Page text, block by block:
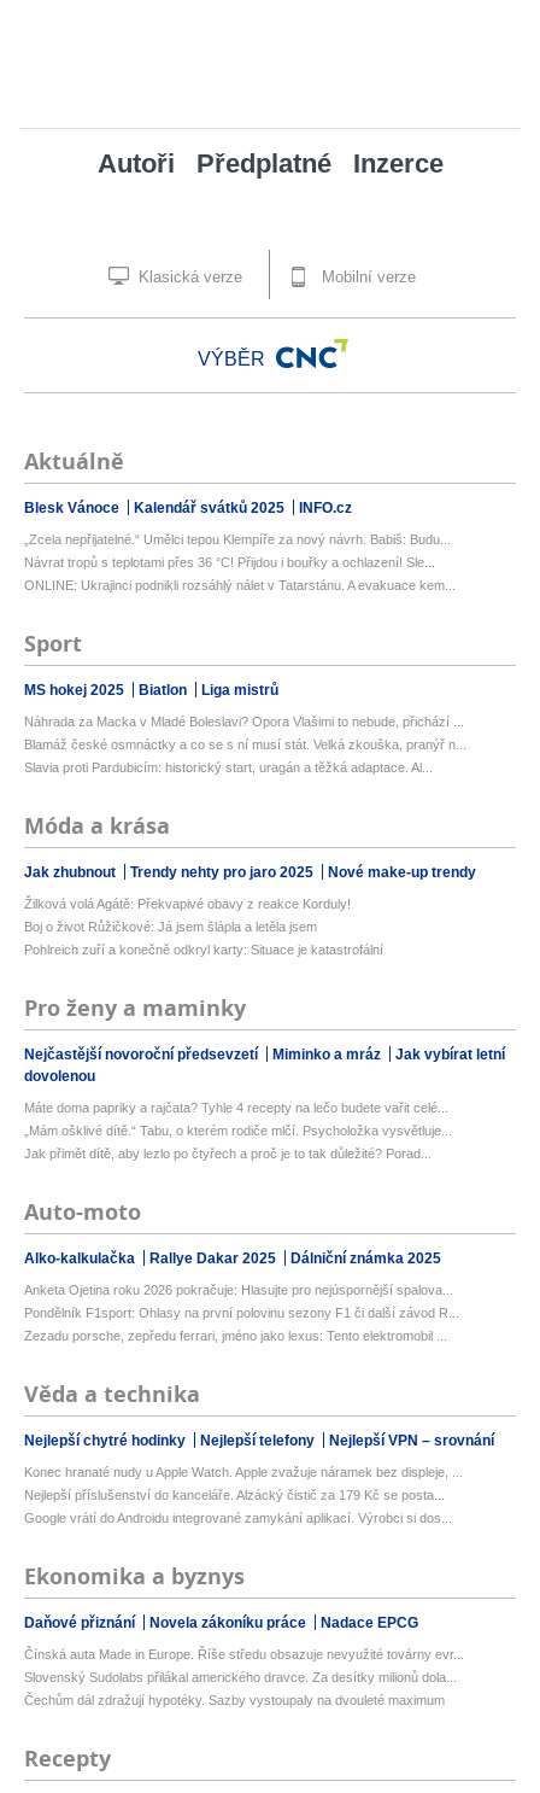
Autoři Předplatné Inzerce
Klasická verze Mobilní verze
VÝBĚR
Aktuálně
Blesk Vánoce Kalendář svátků 2025 INFO.cz
„Zcela nepřijatelné.“ Umělci tepou Klempíře za nový návrh. Babiš: Budu...
Návrat tropů s teplotami přes 36 °C! Přijdou i bouřky a ochlazení! Sle...
ONLINE: Ukrajinci podnikli rozsáhlý nálet v Tatarstánu. A evakuace kem...
Sport
MS hokej 2025 Biatlon Liga mistrů
Náhrada za Macka v Mladé Boleslavi? Opora Vlašimi to nebude, přichází ...
Blamáž české osmnáctky a co se s ní musí stát. Velká zkouška, pranýř n...
Slavia proti Pardubicím: historický start, uragán a těžká adaptace. Al...
Móda a krása
Jak zhubnout Trendy nehty pro jaro 2025 Nové make-up trendy
Žilková volá Agátě: Překvapivé obavy z reakce Korduly!
Boj o život Růžičkové: Já jsem šlápla a letěla jsem
Pohlreich zuří a konečně odkryl karty: Situace je katastrofální
Pro ženy a maminky
Nejčastější novoroční předsevzetí Miminko a mráz
Jak vybírat letní
dovolenou
Máte doma papriky a rajčata? Tyhle 4 recepty na lečo budete vařit celé...
„Mám ošklivé dítě.“ Tabu, o kterém rodiče mlčí. Psycholožka vysvětluje...
Jak přimět dítě, aby lezlo po čtyřech a proč je to tak důležité? Porad...
Auto-moto
Alko-kalkulačka Rallye Dakar 2025 Dálniční známka 2025
Anketa Ojetina roku 2026 pokračuje: Hlasujte pro nejúspornější spalova...
Pondělník F1sport: Ohlasy na první polovinu sezony F1 či další závod R...
Zezadu porsche, zepředu ferrari, jméno jako lexus: Tento elektromobil ...
Věda a technika
Nejlepší chytré hodinky Nejlepší telefony Nejlepší VPN – srovnání
Konec hranaté nudy u Apple Watch. Apple zvažuje náramek bez displeje, ...
Nejlepší příslušenství do kanceláře. Alzácký čistič za 179 Kč se posta...
Google vrátí do Androidu integrované zamykání aplikací. Výrobci si dos...
Ekonomika a byznys
Daňové přiznání Novela zákoníku práce Nadace EPCG
Čínská auta Made in Europe. Říše středu obsazuje nevyužité továrny evr...
Slovenský Sudolabs přilákal amerického dravce. Za desítky milionů dola...
Čechům dál zdražují hypotéky. Sazby vystoupaly na dvouleté maximum
Recepty